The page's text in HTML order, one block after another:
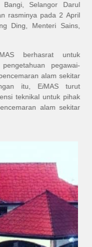
Selangor Darul
rasminya pada 2 April
Ding, Menteri Sains,
berhasrat untuk
pegawai-
alam sekitar
itu, EiMAS turut
teknikal untuk pihak
alam sekitar